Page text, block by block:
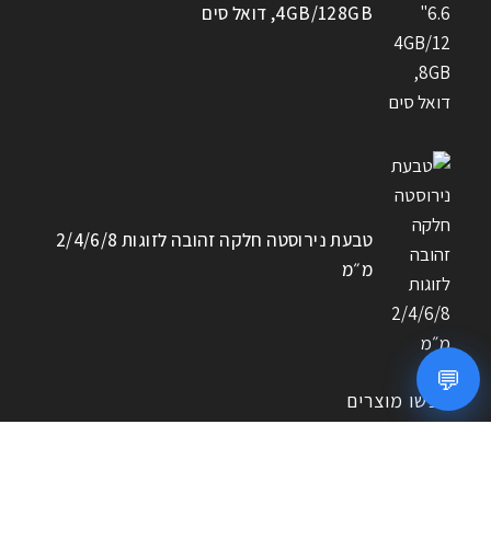
4GB/128GB, דואל סים
טבעת נירוסטה חלקה זהובה לזוגות 2/4/6/8
מ״מ
חפשו מוצרים
💬